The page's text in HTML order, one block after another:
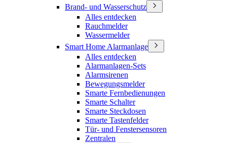
Brand- und Wasserschutz
Alles entdecken
Rauchmelder
Wassermelder
Smart Home Alarmanlage
Alles entdecken
Alarmanlagen-Sets
Alarmsirenen
Bewegungsmelder
Smarte Fernbedienungen
Smarte Schalter
Smarte Steckdosen
Smarte Tastenfelder
Tür- und Fenstersensoren
Zentralen